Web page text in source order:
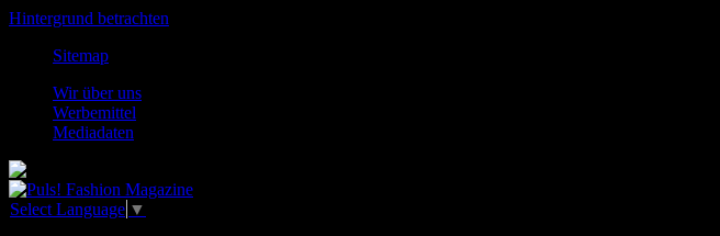
Hintergrund betrachten
Sitemap
Wir über uns
Werbemittel
Mediadaten
Select Language ▼